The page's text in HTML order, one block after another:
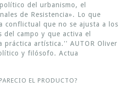
del urbanismo, el
de Resistencia». Lo que
conflictual que no se ajusta a los
del campo y que activa el
práctica artística.'' AUTOR Oliver
y filósofo. Actua
EL PRODUCTO?